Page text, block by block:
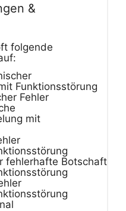
&
folgende
Funktionsstörung
Fehler
mit
fehlerhafte Botschaft